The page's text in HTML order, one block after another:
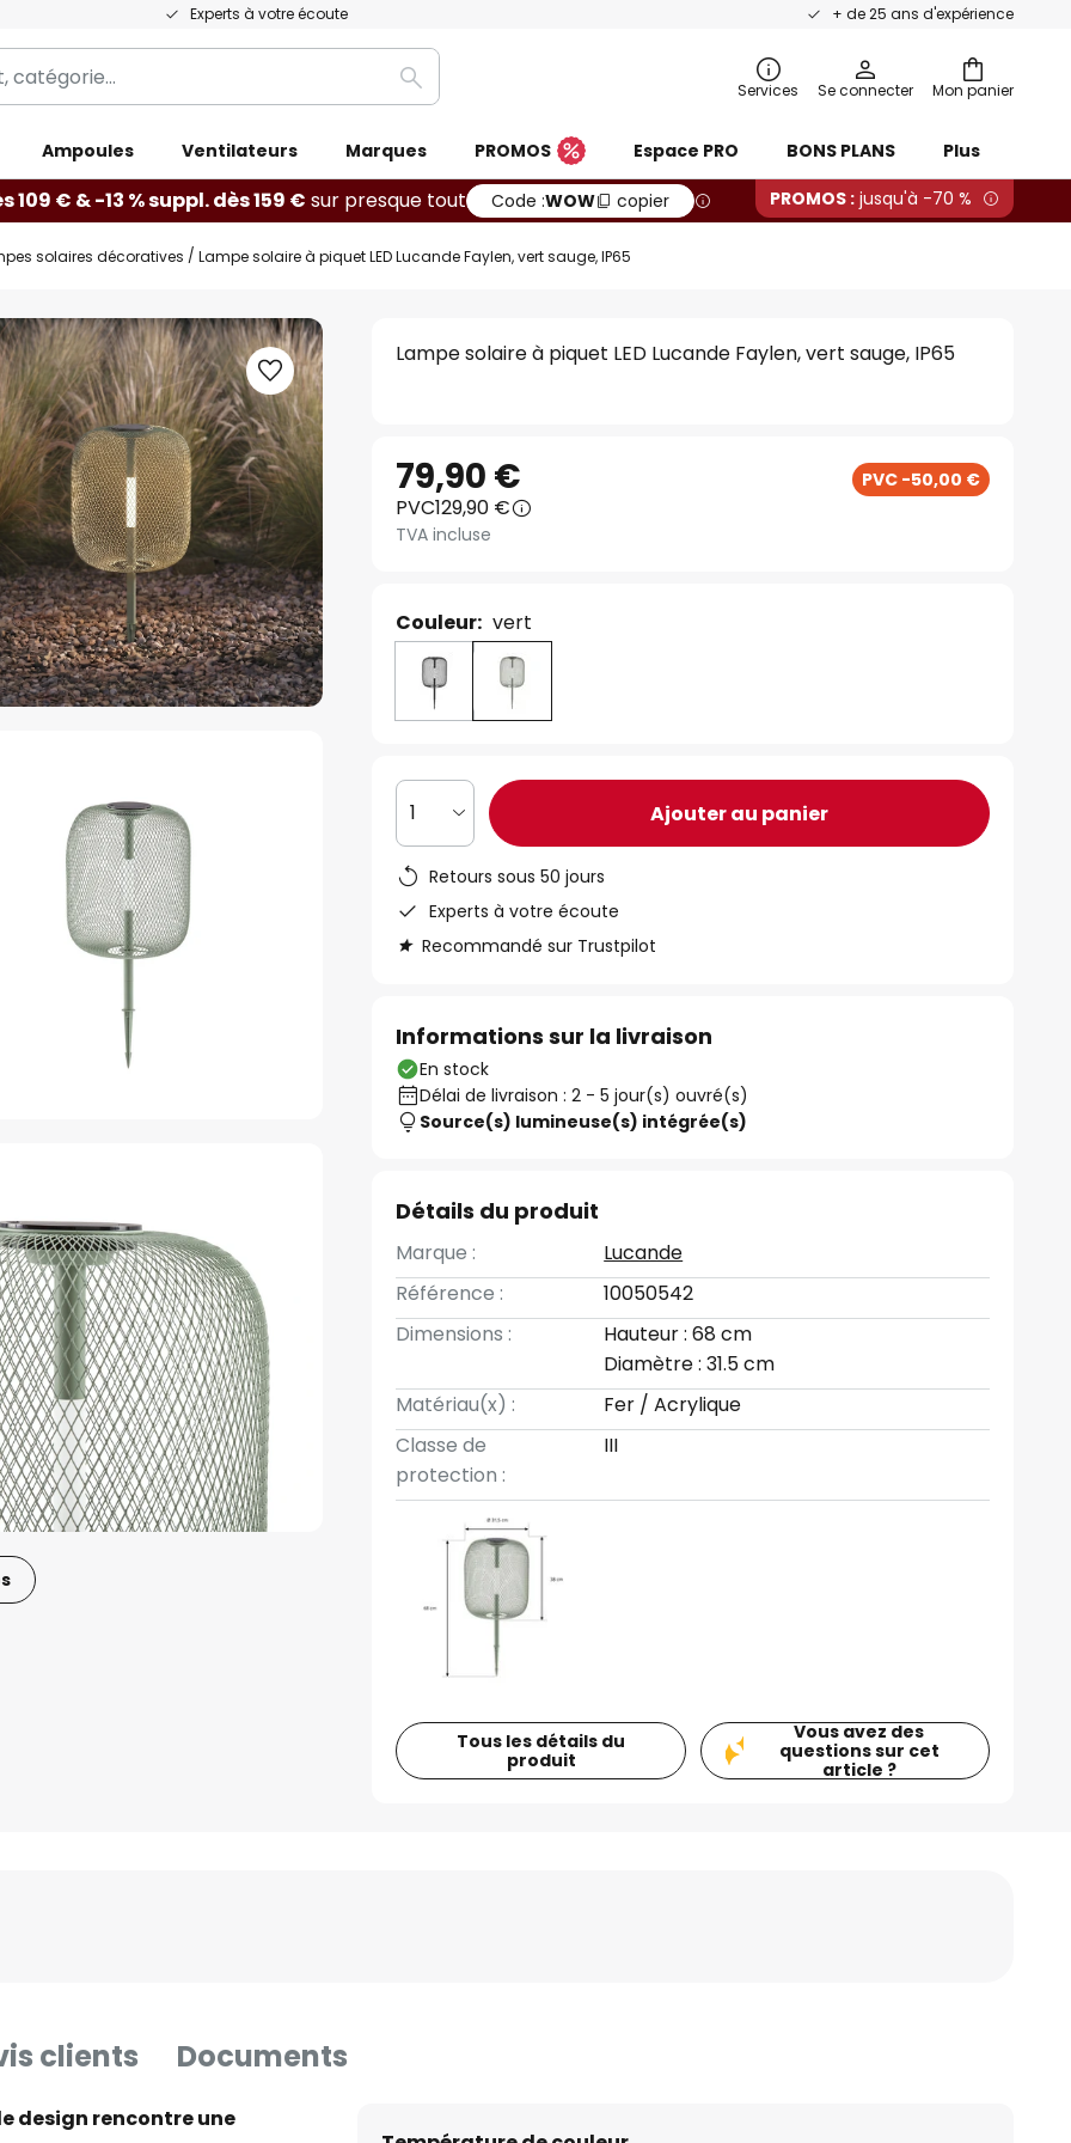
Experts à votre écoute + de 25 ans d'expérience
Mon panier
Rechercher Services Se connecter
Ampoules Ventilateurs Marques PROMOS Espace PRO BONS PLANS Plus
109 € & -13 % suppl. dès 159 € sur presque tout Code :WOW copier PROMOS : jusqu'à -70 %
solaires décoratives Lampe solaire à piquet LED Lucande Faylen, vert sauge, IP65
Lampe solaire à piquet LED Lucande Faylen, vert sauge, IP65
79,90 € PVC -50,00 €
PVC129,90 €
TVA incluse
Couleur: vert
1 Ajouter au panier
Retours sous 50 jours
Experts à votre écoute
Recommandé sur Trustpilot
Informations sur la livraison
En stock
Délai de livraison : 2 - 5 jour(s) ouvré(s)
Source(s) lumineuse(s) intégrée(s)
Détails du produit
Marque :
Lucande
Référence :
10050542
Dimensions :
Hauteur : 68 cm
Diamètre : 31.5 cm
Matériau(x) :
Fer / Acrylique
Classe de
protection :
III
Tous les détails du
produit
Vous avez des
questions sur cet
article ?
clients Documents
design rencontre une